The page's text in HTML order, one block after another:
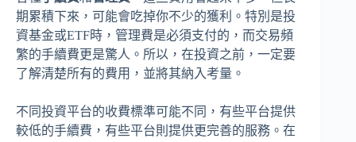
期累積下來，可能會吃掉你不少的獲利。特別是投
資基金或ETF時，管理費是必須支付的，而交易頻
繁的手續費更是驚人。所以，在投資之前，一定要
了解清楚所有的費用，並將其納入考量。
不同投資平台的收費標準可能不同，有些平台提供
較低的手續費，有些平台則提供更完善的服務。在